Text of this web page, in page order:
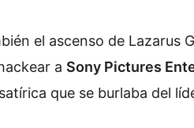
el ascenso de Lazarus
a Sony Pictures
que se burlaba del